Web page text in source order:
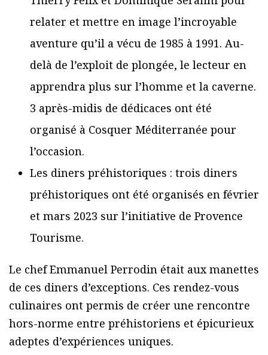
relater et mettre en image l’incroyable
aventure qu’il a vécu de 1985 à 1991. Au-
delà de l’exploit de plongée, le lecteur en
apprendra plus sur l’homme et la caverne.
3 après-midis de dédicaces ont été
organisé à Cosquer Méditerranée pour
l’occasion.
Les diners préhistoriques : trois diners
préhistoriques ont été organisés en février
et mars 2023 sur l’initiative de Provence
Tourisme.
Le chef Emmanuel Perrodin était aux manettes
de ces diners d’exceptions. Ces rendez-vous
culinaires ont permis de créer une rencontre
hors-norme entre préhistoriens et épicurieux
adeptes d’expériences uniques.